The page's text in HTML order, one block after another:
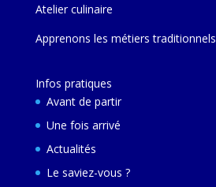
Atelier culinaire
Apprenons les métiers
Infos pratiques
Avant de partir
Une fois arrivé
Actualités
Le saviez-vous ?